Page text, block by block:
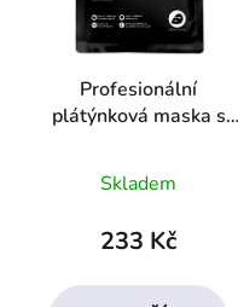
Profesionální
plátýnková maska s
hodnocení
produktu
4,4
Skladem
233 Kč